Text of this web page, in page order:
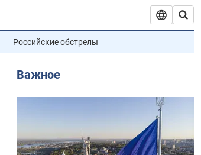
Российские обстрелы
Важное